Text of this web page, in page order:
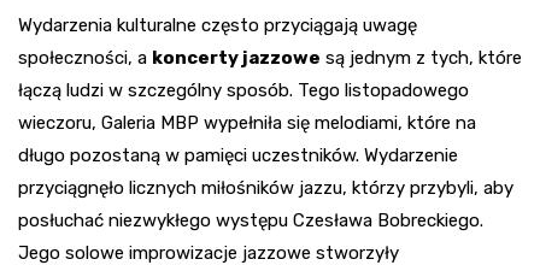
Wydarzenia kulturalne często przyciągają uwagę
społeczności, a koncerty jazzowe są jednym z tych, które
łączą ludzi w szczególny sposób. Tego listopadowego
wieczoru, Galeria MBP wypełniła się melodiami, które na
długo pozostaną w pamięci uczestników. Wydarzenie
przyciągnęło licznych miłośników jazzu, którzy przybyli, aby
posłuchać niezwykłego występu Czesława Bobreckiego.
Jego solowe improwizacje jazzowe stworzyły